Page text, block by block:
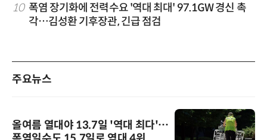
10 폭염 장기화에 전력수요 '역대 최대' 97.1GW 경신 촉
각…김성환 기후장관, 긴급 점검
주요뉴스
올여름 열대야 13.7일 '역대 최다'…